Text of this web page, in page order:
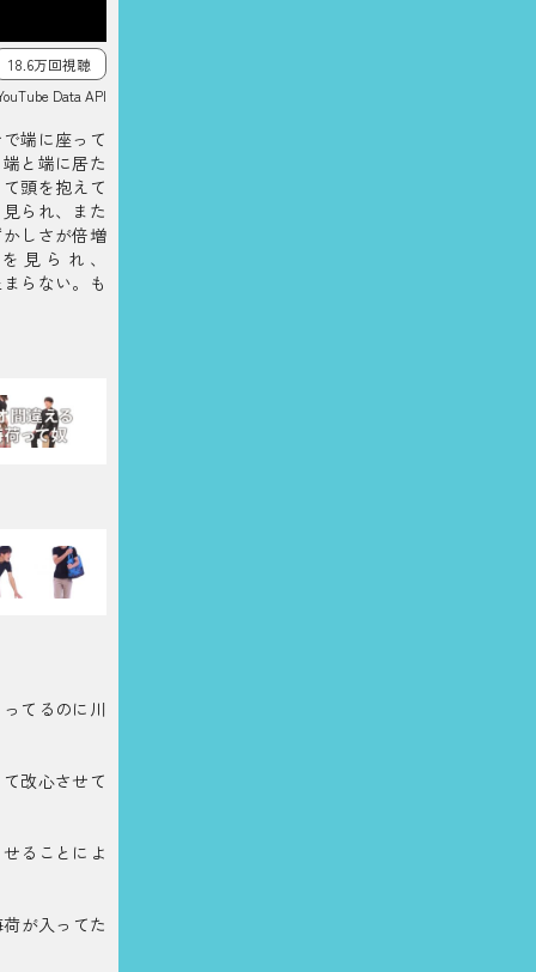
18.6万回視聴
Data API
端に座って
と端に居た
頭を抱えて
られ、また
しさが倍増
見られ、
らない。も
てるのに川
改心させて
ることによ
が入ってた